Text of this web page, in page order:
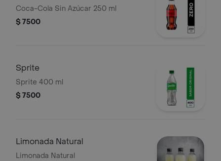
Coca-Cola Sin Azúcar 250 ml
$ 7500
Sprite
Sprite 400 ml
$ 7500
Limonada Natural
Limonada Natural